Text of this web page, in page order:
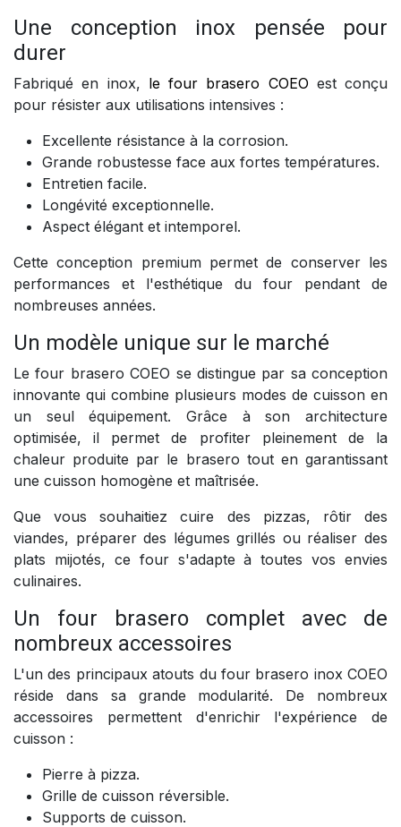
Une conception inox pensée pour
durer
Fabriqué en inox, le four brasero COEO est conçu
pour résister aux utilisations intensives :
Excellente résistance à la corrosion.
Grande robustesse face aux fortes températures.
Entretien facile.
Longévité exceptionnelle.
Aspect élégant et intemporel.
Cette conception premium permet de conserver les
performances et l'esthétique du four pendant de
nombreuses années.
Un modèle unique sur le marché
Le four brasero COEO se distingue par sa conception
innovante qui combine plusieurs modes de cuisson en
un seul équipement. Grâce à son architecture
optimisée, il permet de profiter pleinement de la
chaleur produite par le brasero tout en garantissant
une cuisson homogène et maîtrisée.
Que vous souhaitiez cuire des pizzas, rôtir des
viandes, préparer des légumes grillés ou réaliser des
plats mijotés, ce four s'adapte à toutes vos envies
culinaires.
Un four brasero complet avec de
nombreux accessoires
L'un des principaux atouts du four brasero inox COEO
réside dans sa grande modularité. De nombreux
accessoires permettent d'enrichir l'expérience de
cuisson :
Pierre à pizza.
Grille de cuisson réversible.
Supports de cuisson.